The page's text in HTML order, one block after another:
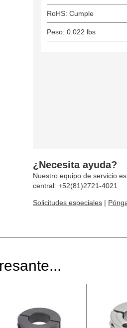
RoHS: Cumple
Peso: 0.022 lbs
¿Necesita ayuda?
Nuestro equipo de servicio
central: +52(81)2721-4021
Solicitudes especiales |